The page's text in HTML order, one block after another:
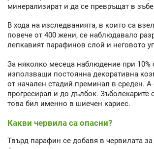
минерализират и да се превръщат в
В хода на изследванията, в които са
повече от 400 жени, се наблюдавало
лепкавият парафинов слой и неговото
За няколко месеца наблюдение при 10%
използващи постоянна декоративна
от начален стадий преминал в среден. А
прогресирал и до дълбок. Зъболекарите
това бил именно в шиечен кариес.
Какви червила са опасни?
Твърд парафин се добавя в червилата